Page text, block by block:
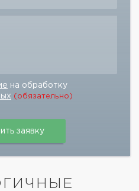
на обработку
(обязательно)